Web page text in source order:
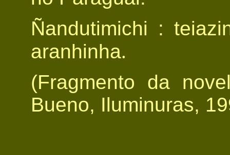
Ñandutimichi :
aranhinha.
(Fragmento da
Bueno, Iluminuras,